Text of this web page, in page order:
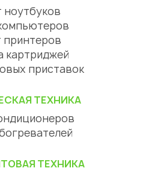
ноутбуков
принтеров
картриджей
приставок
ТЕХНИКА
ТЕХНИКА